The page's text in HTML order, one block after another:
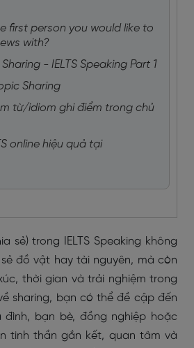
first person you would like to
with?
- IELTS Speaking Part 1
Sharing
từ/idiom ghi điểm trong chủ
online hiệu quả tại
sẻ) trong IELTS Speaking không
đồ vật hay tài nguyên, mà còn
thời gian và trải nghiệm trong
sharing, bạn có thể đề cập đến
đình, bạn bè, đồng nghiệp hoặc
tinh thần gắn kết, quan tâm và